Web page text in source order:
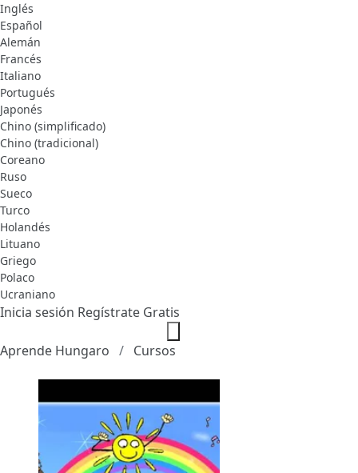
Inglés
Español
Alemán
Francés
Italiano
Portugués
Japonés
Chino (simplificado)
Chino (tradicional)
Coreano
Ruso
Sueco
Turco
Holandés
Lituano
Griego
Polaco
Ucraniano
Inicia sesión Regístrate Gratis
Aprende Hungaro Cursos